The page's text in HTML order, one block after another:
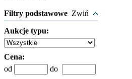
Filtry podstawowe Zwiń
Aukcje typu:
Cena:
od
do